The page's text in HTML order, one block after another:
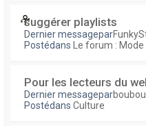
suggérer playlists
Dernier messagepar
Postédans
Le forum :
Pour les lecteurs du
Dernier messagepar
Postédans Culture